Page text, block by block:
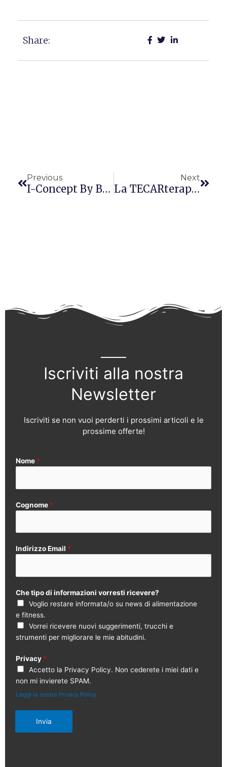
Share:
Previous
I-Concept By BH Fitness
Next
La TECARterapia
Iscriviti alla nostra
Newsletter
Iscriviti se non vuoi perderti i prossimi articoli e le
prossime offerte!
Nome *
Cognome *
Indirizzo Email *
Che tipo di informazioni vorresti ricevere?
Voglio restare informata/o su news di alimentazione
e fitness.
Vorrei ricevere nuovi suggerimenti, trucchi e
strumenti per migliorare le mie abitudini.
Privacy *
Accetto la Privacy Policy. Non cederete i miei dati e
non mi invierete SPAM.
Leggi la nostra Privacy Policy
Invia